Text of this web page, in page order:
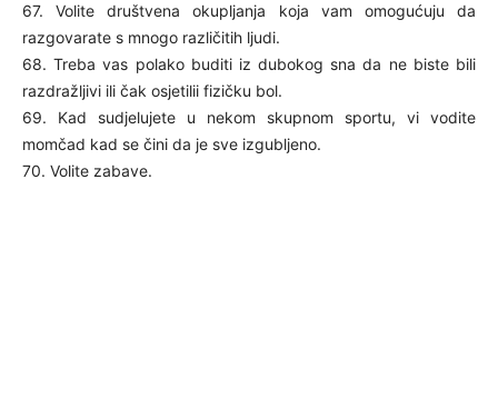
67. Volite društvena okupljanja koja vam omogućuju da
razgovarate s mnogo različitih ljudi.
68. Treba vas polako buditi iz dubokog sna da ne biste bili
razdražljivi ili čak osjetilii fizičku bol.
69. Kad sudjelujete u nekom skupnom sportu, vi vodite
momčad kad se čini da je sve izgubljeno.
70. Volite zabave.